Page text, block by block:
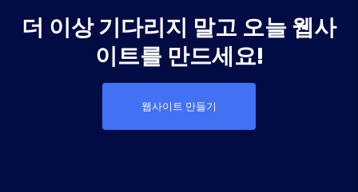
더 이상 기다리지 말고 오늘 웹사
이트를 만드세요!
웹사이트 만들기